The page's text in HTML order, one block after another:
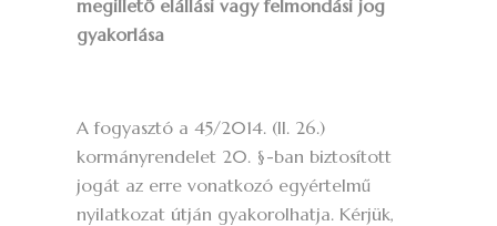
megillető elállási vagy felmondási jog
gyakorlása
A fogyasztó a 45/2014. (II. 26.)
kormányrendelet 20. §-ban biztosított
jogát az erre vonatkozó egyértelmű
nyilatkozat útján gyakorolhatja. Kérjük,